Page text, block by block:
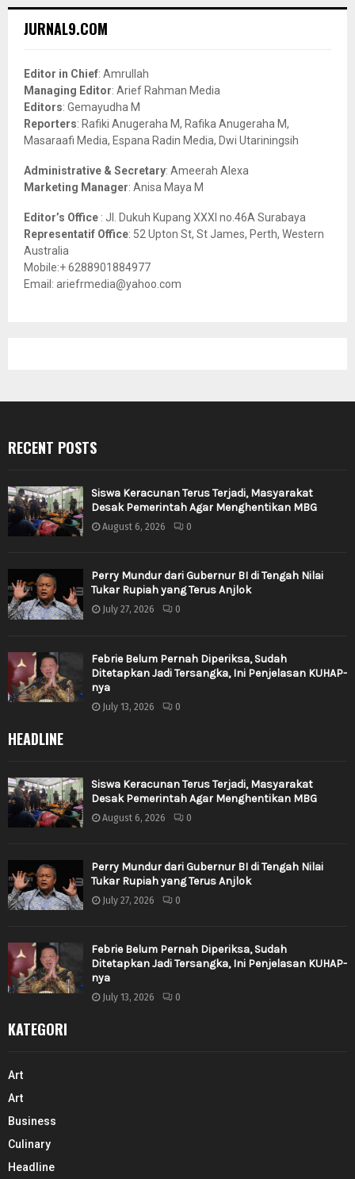
h
o
r
:
JURNAL9.COM
Editor in Chief: Amrullah
Managing Editor: Arief Rahman Media
Editors: Gemayudha M
Reporters: Rafiki Anugeraha M, Rafika Anugeraha M,
Masaraafi Media, Espana Radin Media, Dwi Utariningsih
Administrative & Secretary: Ameerah Alexa
Marketing Manager: Anisa Maya M
Editor’s Office : Jl. Dukuh Kupang XXXI no.46A Surabaya
Representatif Office: 52 Upton St, St James, Perth, Western
Australia
Mobile:+ 6288901884977
Email: ariefrmedia@yahoo.com
RECENT POSTS
Siswa Keracunan Terus Terjadi, Masyarakat
Desak Pemerintah Agar Menghentikan MBG
August 6, 2026 0
Perry Mundur dari Gubernur BI di Tengah Nilai
Tukar Rupiah yang Terus Anjlok
July 27, 2026 0
Febrie Belum Pernah Diperiksa, Sudah
Ditetapkan Jadi Tersangka, Ini Penjelasan KUHAP-
nya
July 13, 2026 0
HEADLINE
Siswa Keracunan Terus Terjadi, Masyarakat
Desak Pemerintah Agar Menghentikan MBG
August 6, 2026 0
Perry Mundur dari Gubernur BI di Tengah Nilai
Tukar Rupiah yang Terus Anjlok
July 27, 2026 0
Febrie Belum Pernah Diperiksa, Sudah
Ditetapkan Jadi Tersangka, Ini Penjelasan KUHAP-
nya
July 13, 2026 0
KATEGORI
Art
Art
Business
Culinary
Headline